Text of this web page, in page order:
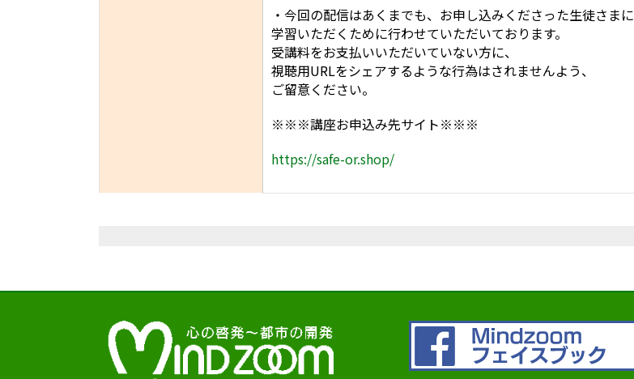
・今回の配信はあくまでも、お申し込みくださった生徒さまに
学習いただくために行わせていただいております。
受講料をお支払いいただいていない方に、
視聴用URLをシェアするような行為はされませんよう、
ご留意ください。
※※※講座お申込み先サイト※※※
https://safe-or.shop/